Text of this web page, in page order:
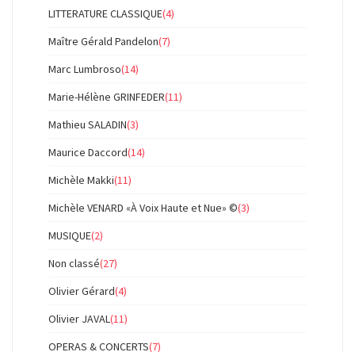
LITTERATURE CLASSIQUE(4)
Maître Gérald Pandelon(7)
Marc Lumbroso(14)
Marie-Hélène GRINFEDER(11)
Mathieu SALADIN(3)
Maurice Daccord(14)
Michèle Makki(11)
Michèle VENARD «À Voix Haute et Nue» ©(3)
MUSIQUE(2)
Non classé(27)
Olivier Gérard(4)
Olivier JAVAL(11)
OPERAS & CONCERTS(7)